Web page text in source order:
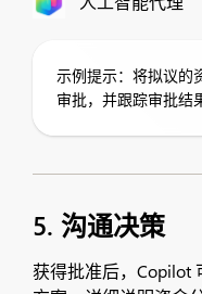
示例提示：将拟议的
审批，并跟踪审批结
5. 沟通决策
获得批准后，Copilot